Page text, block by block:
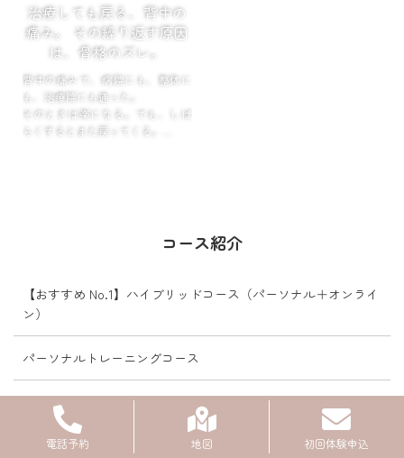
治療しても戻る、背中の
痛み。 その繰り返す原因
は、骨格のズレ。
背中の痛みで、病院にも、整体に
も、治療院にも通った。
そのときは楽になる。でも、しば
らくするとまた戻ってくる。
コース紹介
【おすすめ No.1】ハイブリッドコース（パーソナル＋オンライ
ン）
パーソナルトレーニングコース
美骨格YOGA リアルレッスン
美骨格YOGA オンラインレッスン
電話予約 地図 初回体験申込